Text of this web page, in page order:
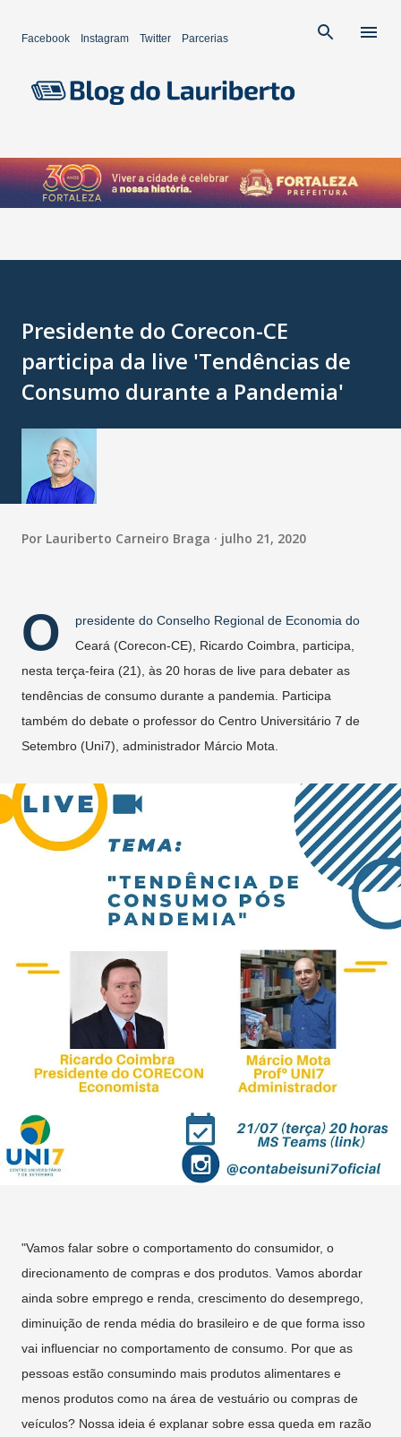
Facebook Instagram Twitter Parcerias
Presidente do Corecon-CE
participa da live 'Tendências de
Consumo durante a Pandemia'
Por Lauriberto Carneiro Braga julho 21, 2020
O
presidente do Conselho Regional de Economia do
Ceará (Corecon-CE), Ricardo Coimbra, participa,
nesta terça-feira (21), às 20 horas de live para debater as
tendências de consumo durante a pandemia. Participa
também do debate o professor do Centro Universitário 7 de
Setembro (Uni7), administrador Márcio Mota.
"Vamos falar sobre o comportamento do consumidor, o
direcionamento de compras e dos produtos. Vamos abordar
ainda sobre emprego e renda, crescimento do desemprego,
diminuição de renda média do brasileiro e de que forma isso
vai influenciar no comportamento de consumo. Por que as
pessoas estão consumindo mais produtos alimentares e
menos produtos como na área de vestuário ou compras de
veículos? Nossa ideia é explanar sobre essa queda em razão